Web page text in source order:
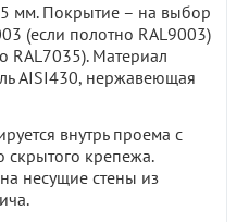
мм. Покрытие – на выбор
(если полотно RAL9003)
RAL7035). Материал
AISI430, нержавеющая
внутрь проема с
скрытого крепежа.
несущие стены из